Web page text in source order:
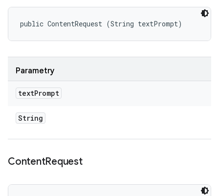
public ContentRequest (String textPrompt)
Parametry
textPrompt
String
ContentRequest